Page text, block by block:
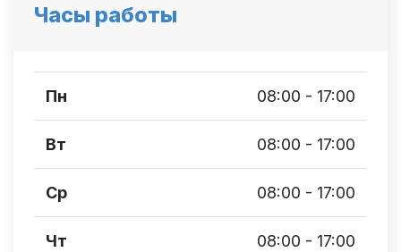
Часы работы
Пн 08:00 - 17:00
Вт 08:00 - 17:00
Ср 08:00 - 17:00
Чт 08:00 - 17:00